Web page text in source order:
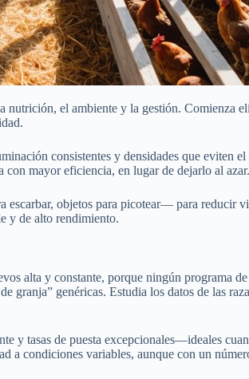
el ambiente y la gestión. Comienza
consistentes y densidades que eviten
con mayor eficiencia, en lugar de dejarlo al azar.
objetos para picotear— para reducir
y de alto rendimiento.
alta y constante, porque ningún programa
granja” genéricas. Estudia los datos de las
y tasas de puesta excepcionales—ideales
a condiciones variables, aunque con un